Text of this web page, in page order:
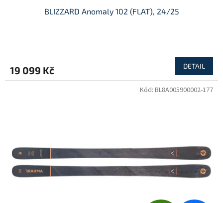
BLIZZARD Anomaly 102 (FLAT), 24/25
19 099 Kč DETAIL
Kód: BL8A005900002-177